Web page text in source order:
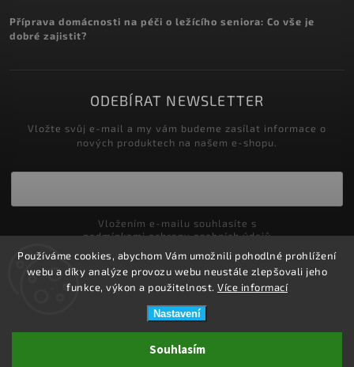
Používáme cookies, abychom Vám umožnili pohodlné prohlížení
webu a díky analýze provozu webu neustále zlepšovali jeho
funkce, výkon a použitelnost. Více informací
Nastavení
Souhlasím
Příprava domácnosti na péči o ležícího seniora: Co vše je
dobré zajistit?
ODEBÍRAT NEWSLETTER
Vložte svůj e-mail a my vám budeme zasílat informace o
nových produktech na našem e-shopu.
podmínkami ochrany osobních údajů
Přihlásit se
ZDRAVOTNÍ POTŘEBY DRDLOVÁ